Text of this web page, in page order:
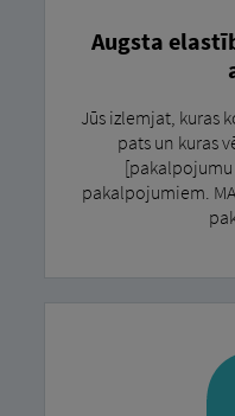
Augsta
Jūs izlemjat, kuras
pats un kuras
pakalpojumiem.